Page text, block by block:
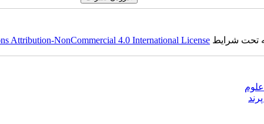
تحت شرایط Attribution-NonCommercial 4.0 International License